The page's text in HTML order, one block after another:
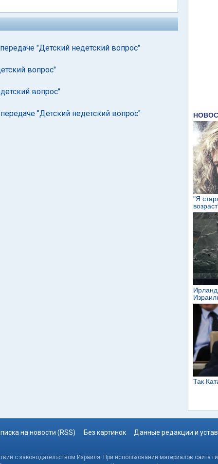
"Детский недетский вопрос"
вопрос"
вопрос"
"Детский недетский вопрос"
на новости (RSS) Без картинок Данные редакции и устав
с законодательством Израиля. При использовании материалов сайта